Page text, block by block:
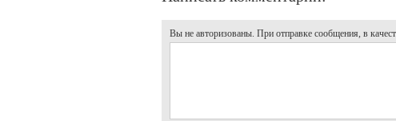
Вы не авторизованы. При отправке сообщения, в